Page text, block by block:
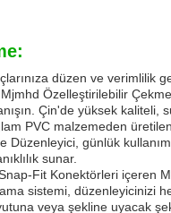
düzen ve verimlilik
Özelleştirilebilir
Çin'de yüksek kaliteli,
PVC malzemeden
Düzenleyici, günlük
sunar.
Fit Konektörleri içeren
sistemi, düzenleyicinizi
veya şekline uyacak